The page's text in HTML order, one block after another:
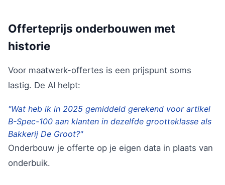
Offerteprijs onderbouwen met
historie
Voor maatwerk-offertes is een prijspunt soms
lastig. De AI helpt:
"Wat heb ik in 2025 gemiddeld gerekend voor artikel
B-Spec-100 aan klanten in dezelfde grootteklasse als
Bakkerij De Groot?"
Onderbouw je offerte op je eigen data in plaats van
onderbuik.